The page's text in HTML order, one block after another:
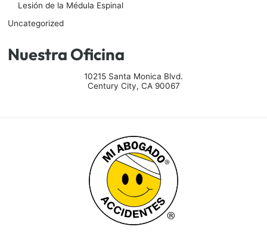
Lesión de la Médula Espinal
Uncategorized
Nuestra Oficina
10215 Santa Monica Blvd.
Century City, CA 90067